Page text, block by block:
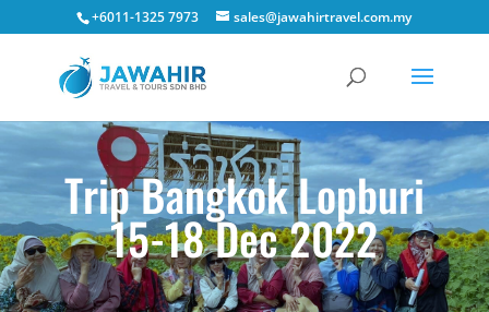
+6011-1325 7973 sales@jawahirtravel.com.my
Trip Bangkok Lopburi
15-18 Dec 2022